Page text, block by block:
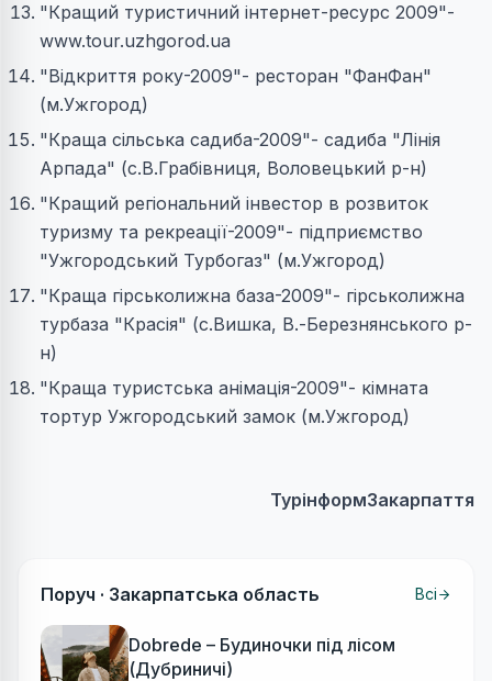
"Кращий туристичний інтернет-ресурс 2009"-
www.tour.uzhgorod.ua
"Відкриття року-2009"- ресторан "ФанФан"
(м.Ужгород)
"Краща сільська садиба-2009"- садиба "Лінія
Арпада" (с.В.Грабівниця, Воловецький р-н)
"Кращий регіональний інвестор в розвиток
туризму та рекреації-2009"- підприємство
"Ужгородський Турбогаз" (м.Ужгород)
"Краща гірськолижна база-2009"- гірськолижна
турбаза "Красія" (с.Вишка, В.-Березнянського р-
н)
"Краща туристська анімація-2009"- кімната
тортур Ужгородський замок (м.Ужгород)
ТурінформЗакарпаття
Поруч · Закарпатська область Всі
Dobrede – Будиночки під лісом
(Дубриничі)